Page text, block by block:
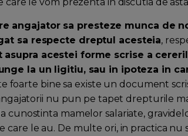
angajator sa presteze munca de
sa respecte dreptul acesteia,
asupra acestei forme scrise a
la un ligitiu, sau in ipoteza in
foarte bine sa existe un document
nu pun pe tapet drepturile
cunostinta mamelor salariate,
care le au. De multe ori, in practica nu